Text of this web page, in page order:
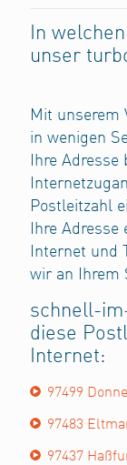
In
unser
Mit unserem
in wenigen
Ihre
Postleitzahl
Ihre
Internet und
wir an Ihrem
schnell-
diese
Internet:
97499
97483
97437